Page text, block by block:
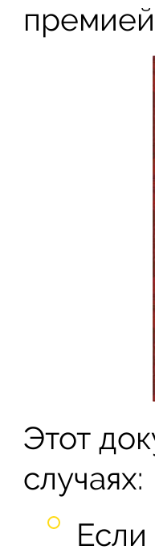
Этот
случаях: